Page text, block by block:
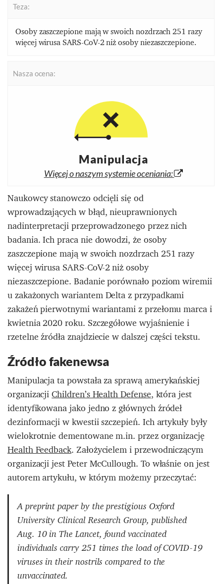
Teza:
Osoby zaszczepione mają w swoich nozdrzach 251 razy
więcej wirusa SARS-CoV-2 niż osoby niezaszczepione.
Nasza ocena:
Manipulacja
Więcej o naszym systemie oceniania:
Naukowcy stanowczo odcięli się od
wprowadzających w błąd, nieuprawnionych
nadinterpretacji przeprowadzonego przez nich
badania. Ich praca nie dowodzi, że osoby
zaszczepione mają w swoich nozdrzach 251 razy
więcej wirusa SARS-CoV-2 niż osoby
niezaszczepione. Badanie porównało poziom wiremii
u zakażonych wariantem Delta z przypadkami
zakażeń pierwotnymi wariantami z przełomu marca i
kwietnia 2020 roku. Szczegółowe wyjaśnienie i
rzetelne źródła znajdziecie w dalszej części tekstu.
Źródło fakenewsa
Manipulacja ta powstała za sprawą amerykańskiej
organizacjiChildren’s Health Defense, która jest
identyfikowana jako jedno z głównych źródeł
dezinformacji w kwestii szczepień. Ich artykuły były
wielokrotnie dementowane m.in. przez organizację
Health Feedback. Założycielem i przewodniczącym
organizacji jest Peter McCullough. To właśnie on jest
autorem artykułu, w którym możemy przeczytać:
A preprint paper by the prestigious Oxford
University Clinical Research Group, published
Aug. 10 in The Lancet, found vaccinated
individuals carry 251 times the load of COVID-19
viruses in their nostrils compared to the
unvaccinated.